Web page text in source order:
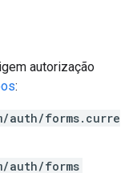
autorização
:
auth/forms.curre
auth/forms